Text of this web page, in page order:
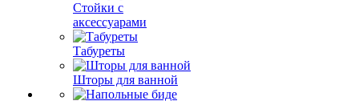
Стойки с
аксессуарами
Табуреты
Шторы для ванной